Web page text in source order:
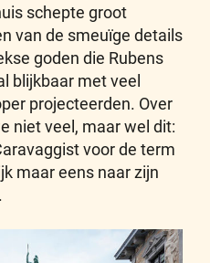
schepte groot
van de smeuïge details
goden die Rubens
blijkbaar met veel
projecteerden. Over
niet veel, maar wel dit:
voor de term
maar eens naar zijn